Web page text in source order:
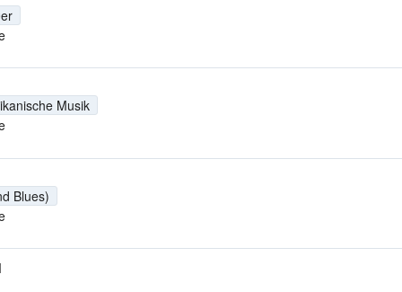
Musik
Blues)